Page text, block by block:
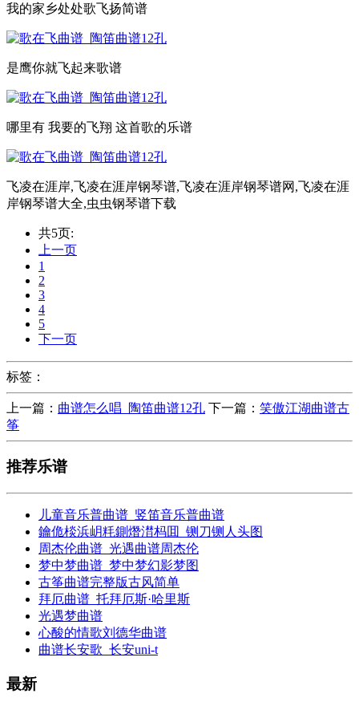
我的家乡处处歌飞扬简谱
是鹰你就飞起来歌谱
哪里有 我要的飞翔 这首歌的乐谱
飞凌在涯岸,飞凌在涯岸钢琴谱,飞凌在涯岸钢琴谱网,飞凌在涯
岸钢琴谱大全,虫虫钢琴谱下载
共5页:
上一页
1
2
3
4
5
下一页
标签：
上一篇： 曲谱怎么唱_陶笛曲谱12孔 下一篇： 笑傲江湖曲谱古
筝
推荐乐谱
儿童音乐普曲谱_竖笛音乐普曲谱
鑰佹棪浜岄粍鍘熸澘杩囬_铡刀铡人头图
周杰伦曲谱_光遇曲谱周杰伦
梦中梦曲谱_梦中梦幻影梦图
古筝曲谱完整版古风简单
拜厄曲谱_托拜厄斯·哈里斯
光遇梦曲谱
心酸的情歌刘德华曲谱
曲谱长安歌_长安uni-t
最新